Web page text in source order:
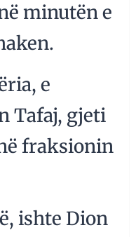
minutën e
e
Tafaj, gjeti
fraksionin
ishte Dion